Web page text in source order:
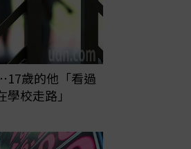
歲的他「看過
校走路」